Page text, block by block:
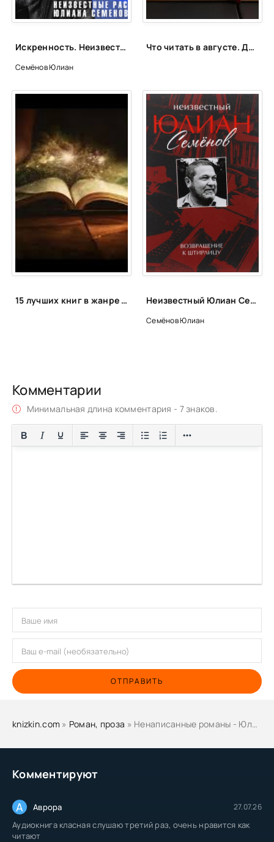
Комментируют
А Аврора 27.07.26
Аудиокнига класная слушаю третий раз, очень нравится как
читают
039
046
047
048
052
058
059
060
Искренность. Неизвестные рассказы Юлиана Семенова - Юлиан Семенов
Семёнов Юлиан
Что читать в августе. Длинный список вышедших и планируемых книжных новинок (включая переиздания)
15 лучших книг в жанре мистического детектива Неизвестный Юлиан Семенов. Возвращаясь к Штирлицу - Юлиан Семенов
Семёнов Юлиан
Комментарии
Минимальная длина комментария - 7 знаков.
ОТПРАВИТЬ
knizkin.com » Роман, проза » Ненаписанные романы - Юлиан Семенов